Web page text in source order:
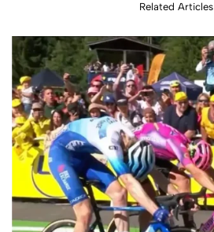
Related Articles